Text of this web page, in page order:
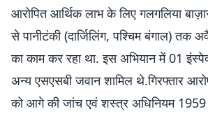
आरोपित आर्थिक लाभ के लिए गलगलिया
से पानीटंकी (दार्जिलिंग, पश्चिम बंगाल) तक
का काम कर रहा था. इस अभियान में 01
अन्य एसएसबी जवान शामिल थे.गिरफ्तार
को आगे की जांच एवं शस्त्र अधिनियम 1959